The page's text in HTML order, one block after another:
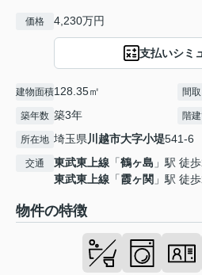
価格 4,230万円
支払いシミ
建物面積128.35㎡ 間取
築年数 築3年 階
所在地 埼玉県川越市大字小堤541-6
交通 東武東上線 「鶴ヶ島 」駅 徒
東武東上線 「霞ヶ関 」駅 徒
物件の特徴